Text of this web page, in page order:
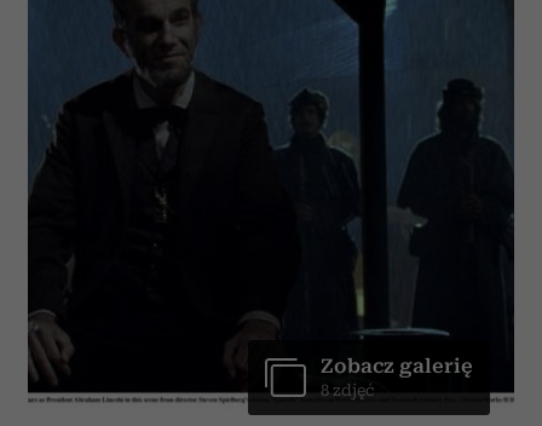
Zobacz galerię
8 zdjęć